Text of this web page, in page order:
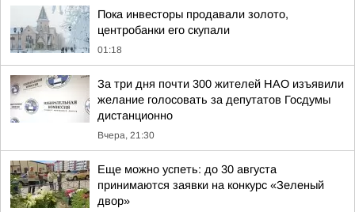
Пока инвесторы продавали золото,
центробанки его скупали
01:18
За три дня почти 300 жителей НАО изъявили
желание голосовать за депутатов Госдумы
дистанционно
Вчера, 21:30
Еще можно успеть: до 30 августа
принимаются заявки на конкурс «Зеленый
двор»